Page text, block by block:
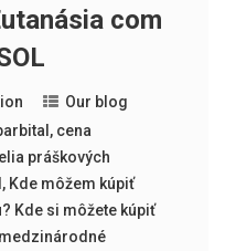
com
Our blog
, cena
práškových
, Kde môžem kúpiť
Kde si môžete kúpiť